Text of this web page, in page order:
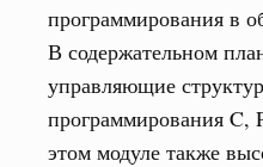
программирования в
В содержательном
управляющие
программирования C,
этом модуле также